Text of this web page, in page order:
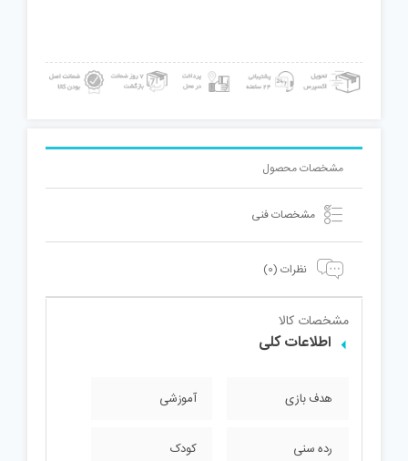
مشخصات محصول
مشخصات فنی
نظرات (0)
مشخصات کالا
اطلاعات کلی
هدف بازی آموزشی
رده سنی کودک